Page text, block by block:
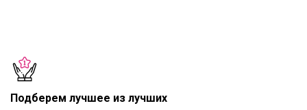
Подберем лучшее из лучших